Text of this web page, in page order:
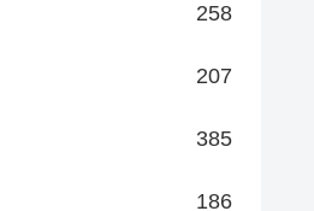
258
207
385
186